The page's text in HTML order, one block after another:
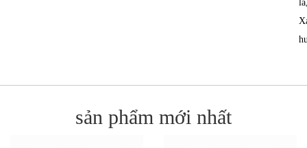
sản phẩm mới nhất